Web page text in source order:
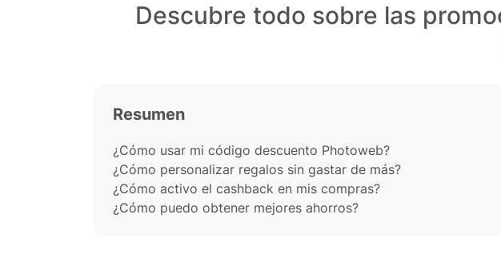
Descubre todo sobre las
Resumen
¿Cómo usar mi código descuento Photoweb?
¿Cómo personalizar regalos sin gastar de más?
¿Cómo activo el cashback en mis compras?
¿Cómo puedo obtener mejores ahorros?